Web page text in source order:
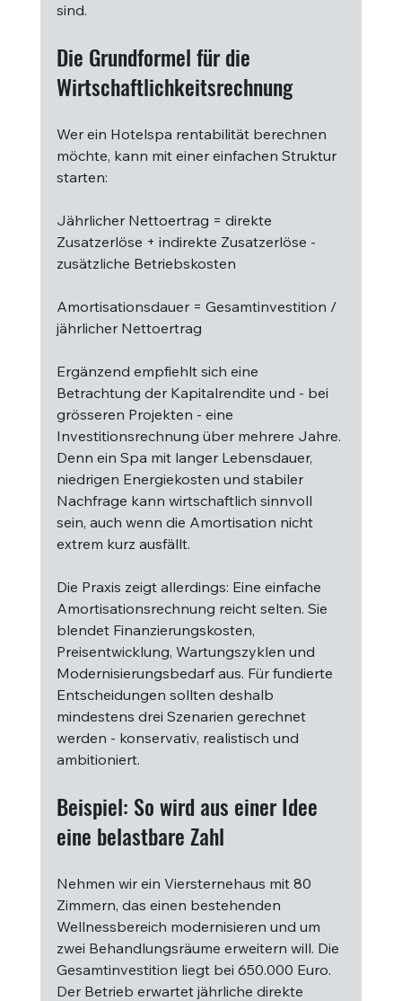
sind.
Die Grundformel für die
Wirtschaftlichkeitsrechnung
Wer ein Hotelspa rentabilität berechnen
möchte, kann mit einer einfachen Struktur
starten:
Jährlicher Nettoertrag = direkte
Zusatzerlöse + indirekte Zusatzerlöse -
zusätzliche Betriebskosten
Amortisationsdauer = Gesamtinvestition /
jährlicher Nettoertrag
Ergänzend empfiehlt sich eine
Betrachtung der Kapitalrendite und - bei
grösseren Projekten - eine
Investitionsrechnung über mehrere Jahre.
Denn ein Spa mit langer Lebensdauer,
niedrigen Energiekosten und stabiler
Nachfrage kann wirtschaftlich sinnvoll
sein, auch wenn die Amortisation nicht
extrem kurz ausfällt.
Die Praxis zeigt allerdings: Eine einfache
Amortisationsrechnung reicht selten. Sie
blendet Finanzierungskosten,
Preisentwicklung, Wartungszyklen und
Modernisierungsbedarf aus. Für fundierte
Entscheidungen sollten deshalb
mindestens drei Szenarien gerechnet
werden - konservativ, realistisch und
ambitioniert.
Beispiel: So wird aus einer Idee
eine belastbare Zahl
Nehmen wir ein Viersternehaus mit 80
Zimmern, das einen bestehenden
Wellnessbereich modernisieren und um
zwei Behandlungsräume erweitern will. Die
Gesamtinvestition liegt bei 650.000 Euro.
Der Betrieb erwartet jährliche direkte